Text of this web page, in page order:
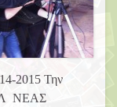
2015 Την
ΝΕΑΣ